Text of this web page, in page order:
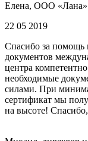
Елена, ООО «Лана»
22 05 2019
Спасибо за помощь
документов
центра
необходимые
силами. При
сертификат мы
на высоте!